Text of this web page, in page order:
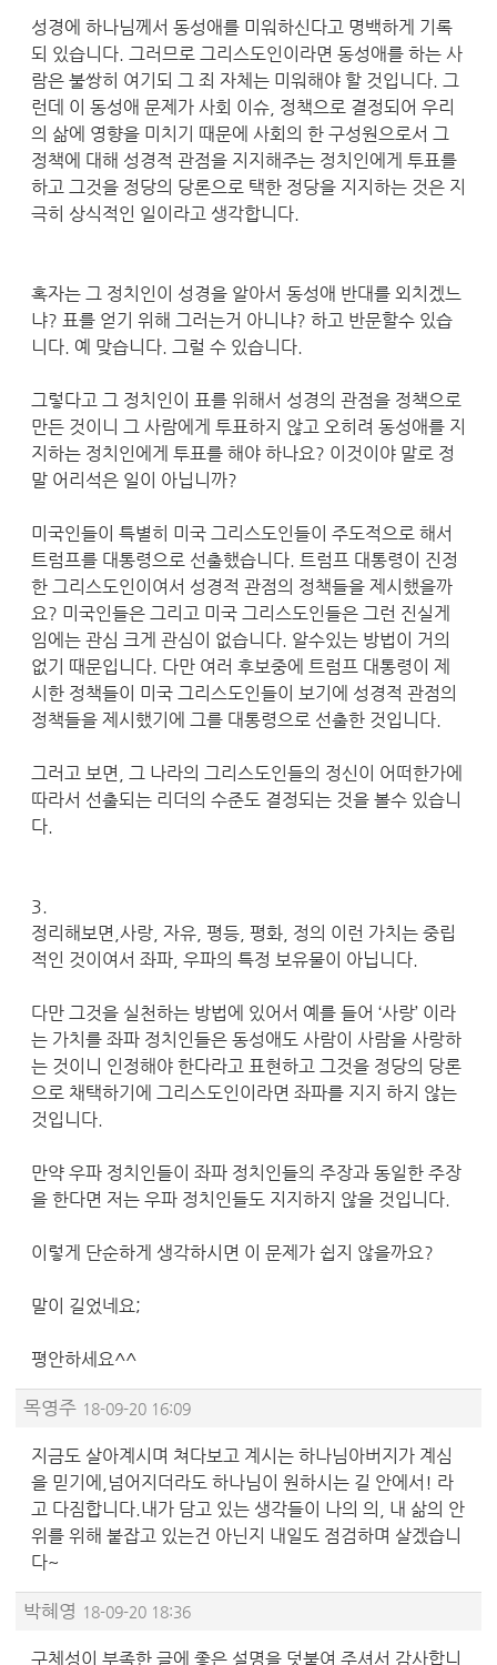
성경에 하나님께서 동성애를 미워하신다고 명백하게 기록
되 있습니다. 그러므로 그리스도인이라면 동성애를 하는 사
람은 불쌍히 여기되 그 죄 자체는 미워해야 할 것입니다. 그
런데 이 동성애 문제가 사회 이슈, 정책으로 결정되어 우리
의 삶에 영향을 미치기 때문에 사회의 한 구성원으로서 그
정책에 대해 성경적 관점을 지지해주는 정치인에게 투표를
하고 그것을 정당의 당론으로 택한 정당을 지지하는 것은 지
극히 상식적인 일이라고 생각합니다.
혹자는 그 정치인이 성경을 알아서 동성애 반대를 외치겠느
냐? 표를 얻기 위해 그러는거 아니냐? 하고 반문할수 있습
니다. 예 맞습니다. 그럴 수 있습니다.
그렇다고 그 정치인이 표를 위해서 성경의 관점을 정책으로
만든 것이니 그 사람에게 투표하지 않고 오히려 동성애를 지
지하는 정치인에게 투표를 해야 하나요? 이것이야 말로 정
말 어리석은 일이 아닙니까?
미국인들이 특별히 미국 그리스도인들이 주도적으로 해서
트럼프를 대통령으로 선출했습니다. 트럼프 대통령이 진정
한 그리스도인이여서 성경적 관점의 정책들을 제시했을까
요? 미국인들은 그리고 미국 그리스도인들은 그런 진실게
임에는 관심 크게 관심이 없습니다. 알수있는 방법이 거의
없기 때문입니다. 다만 여러 후보중에 트럼프 대통령이 제
시한 정책들이 미국 그리스도인들이 보기에 성경적 관점의
정책들을 제시했기에 그를 대통령으로 선출한 것입니다.
그러고 보면, 그 나라의 그리스도인들의 정신이 어떠한가에
따라서 선출되는 리더의 수준도 결정되는 것을 볼수 있습니
다.
3.
정리해보면,사랑, 자유, 평등, 평화, 정의 이런 가치는 중립
적인 것이여서 좌파, 우파의 특정 보유물이 아닙니다.
다만 그것을 실천하는 방법에 있어서 예를 들어 ‘사랑’ 이라
는 가치를 좌파 정치인들은 동성애도 사람이 사람을 사랑하
는 것이니 인정해야 한다라고 표현하고 그것을 정당의 당론
으로 채택하기에 그리스도인이라면 좌파를 지지 하지 않는
것입니다.
만약 우파 정치인들이 좌파 정치인들의 주장과 동일한 주장
을 한다면 저는 우파 정치인들도 지지하지 않을 것입니다.
이렇게 단순하게 생각하시면 이 문제가 쉽지 않을까요?
말이 길었네요;
평안하세요^^
목영주 18-09-20 16:09
지금도 살아계시며 쳐다보고 계시는 하나님아버지가 계심
을 믿기에,넘어지더라도 하나님이 원하시는 길 안에서! 라
고 다짐합니다.내가 담고 있는 생각들이 나의 의, 내 삶의 안
위를 위해 붙잡고 있는건 아닌지 내일도 점검하며 살겠습니
다~
박혜영 18-09-20 18:36
구체성이 부족한 글에 좋은 설명을 덧붙여 주셔서 감사합니